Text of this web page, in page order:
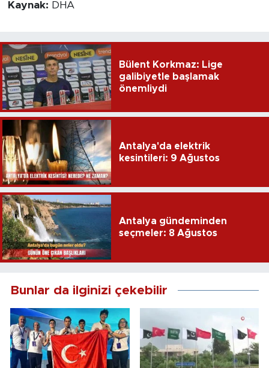
Kaynak: DHA
Bülent Korkmaz: Lige
galibiyetle başlamak
önemliydi
Antalya'da elektrik
kesintileri: 9 Ağustos
Antalya gündeminden
seçmeler: 8 Ağustos
Bunlar da ilginizi çekebilir